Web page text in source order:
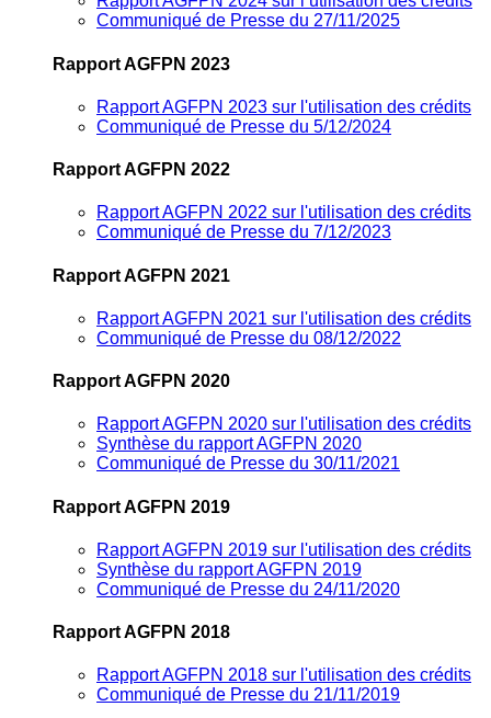
Communiqué de Presse du 27/11/2025
Rapport AGFPN 2023
Rapport AGFPN 2023 sur l'utilisation des crédits
Communiqué de Presse du 5/12/2024
Rapport AGFPN 2022
Rapport AGFPN 2022 sur l'utilisation des crédits
Communiqué de Presse du 7/12/2023
Rapport AGFPN 2021
Rapport AGFPN 2021 sur l'utilisation des crédits
Communiqué de Presse du 08/12/2022
Rapport AGFPN 2020
Rapport AGFPN 2020 sur l'utilisation des crédits
Synthèse du rapport AGFPN 2020
Communiqué de Presse du 30/11/2021
Rapport AGFPN 2019
Rapport AGFPN 2019 sur l'utilisation des crédits
Synthèse du rapport AGFPN 2019
Communiqué de Presse du 24/11/2020
Rapport AGFPN 2018
Rapport AGFPN 2018 sur l'utilisation des crédits
Communiqué de Presse du 21/11/2019